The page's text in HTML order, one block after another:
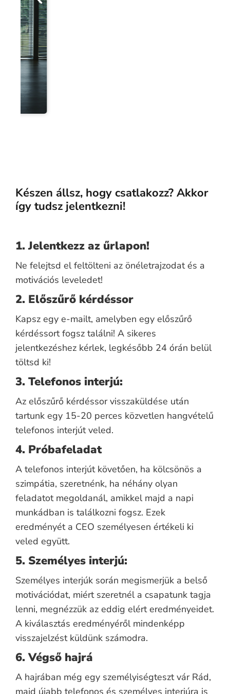
Készen állsz, hogy csatlakozz? Akkor
így tudsz jelentkezni!
1. Jelentkezz az űrlapon!
Ne felejtsd el feltölteni az önéletrajzodat és a
motivációs leveledet!
2. Előszűrő kérdéssor
Kapsz egy e-mailt, amelyben egy előszűrő
kérdéssort fogsz találni! A sikeres
jelentkezéshez kérlek, legkésőbb 24 órán belül
töltsd ki!
3. Telefonos interjú:
Az előszűrő kérdéssor visszaküldése után
tartunk egy 15-20 perces közvetlen hangvételű
telefonos interjút veled.
4. Próbafeladat
A telefonos interjút követően, ha kölcsönös a
szimpátia, szeretnénk, ha néhány olyan
feladatot megoldanál, amikkel majd a napi
munkádban is találkozni fogsz. Ezek
eredményét a CEO személyesen értékeli ki
veled együtt.
5. Személyes interjú:
Személyes interjúk során megismerjük a belső
motivációdat, miért szeretnél a csapatunk tagja
lenni, megnézzük az eddig elért eredményeidet.
A kiválasztás eredményéről mindenképp
visszajelzést küldünk számodra.
6. Végső hajrá
A hajrában még egy személyiségteszt vár Rád,